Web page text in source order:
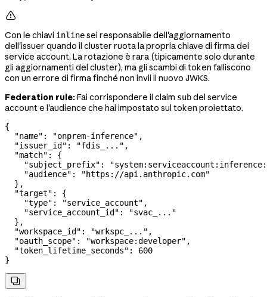

Con le chiavi inlinesei responsabile dell'aggiornamento
dell'issuer quando il cluster ruota la propria chiave di firma dei
service account. La rotazione è rara (tipicamente solo durante
gli aggiornamenti del cluster), ma gli scambi di token falliscono
con un errore di firma finché non invii il nuovo JWKS.
Federation rule:Fai corrispondere il claim subdel service
account e l'audience che hai impostato sul token proiettato.
{
  "name"
: "onprem-inference" ,
  "issuer_id"
: "fdis_..." ,
  "match"
: {
    "subject_prefix"
:
    "audience"
:
"https://api.anthropic.com"
  },
  "target"
: {
    "type"
: "service_account" ,
    "service_account_id"
:
"svac_..."
  },
  "workspace_id"
: "wrkspc_..." ,
  "oauth_scope"
: "workspace:developer" ,
  "token_lifetime_seconds"
: 600
}
